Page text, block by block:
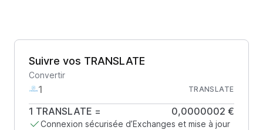
Suivre vos TRANSLATE
Convertir
TRANSLATE
1 TRANSLATE = 0,0000002 €
Connexion sécurisée d’Exchanges et mise à jour